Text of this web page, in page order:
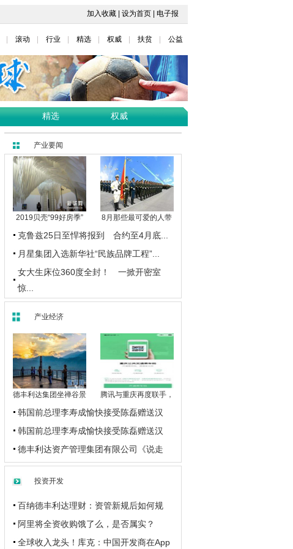
加入收藏 设为首页
电子报
滚动 行业 精选 权威 扶贫 公益
精选 权威
产业要闻
2019贝壳“99好房季” 8月那些最可爱的人带
克鲁兹25日至悍将报到 合约至4月底...
月星集团入选新华社“民族品牌工程”...
女大生床位360度全封！ 一掀开密室
惊...
产业经济
德丰利达集团坐禅谷景 腾讯与重庆再度联手，
韩国前总理李寿成愉快接受陈磊赠送汉
韩国前总理李寿成愉快接受陈磊赠送汉
德丰利达资产管理集团有限公司《说走
投资开发
百纳德丰利达理财：资管新规后如何规
阿里将全资收购饿了么，是否属实？
全球收入龙头！库克：中国开发商在App